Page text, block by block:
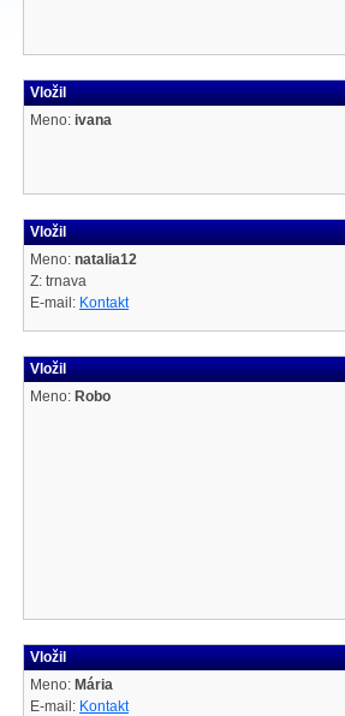
Vložil
Meno: ivana
Vložil
Meno: natalia12
Z: trnava
E-mail: Kontakt
Vložil
Meno: Robo
Vložil
Meno: Mária
E-mail: Kontakt